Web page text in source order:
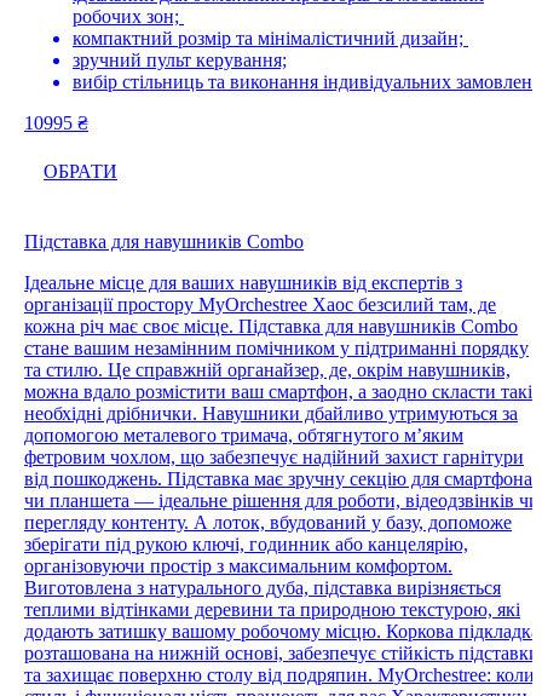
робочих зон;
компактний розмір та мінімалістичний дизайн;
зручний пульт керування;
вибір стільниць та виконання індивідуальних
10995 ₴
ОБРАТИ
Підставка для навушників Combo
Ідеальне місце для ваших навушників від експертів з
організації простору MyOrchestree Хаос безсилий там, де
кожна річ має своє місце. Підставка для навушників Combo
стане вашим незамінним помічником у підтриманні порядку
та стилю. Це справжній органайзер, де, окрім навушників,
можна вдало розмістити ваш смартфон, а заодно скласти такі
необхідні дрібнички. Навушники дбайливо утримуються за
допомогою металевого тримача, обтягнутого м’яким
фетровим чохлом, що забезпечує надійний захист гарнітури
від пошкоджень. Підставка має зручну секцію для смартфона
чи планшета — ідеальне рішення для роботи, відеодзвінків чи
перегляду контенту. А лоток, вбудований у базу, допоможе
зберігати під рукою ключі, годинник або канцелярію,
організовуючи простір з максимальним комфортом.
Виготовлена з натурального дуба, підставка вирізняється
теплими відтінками деревини та природною текстурою, які
додають затишку вашому робочому місцю. Коркова
розташована на нижній основі, забезпечує стійкість підставки
та захищає поверхню столу від подряпин. MyOrchestree: коли